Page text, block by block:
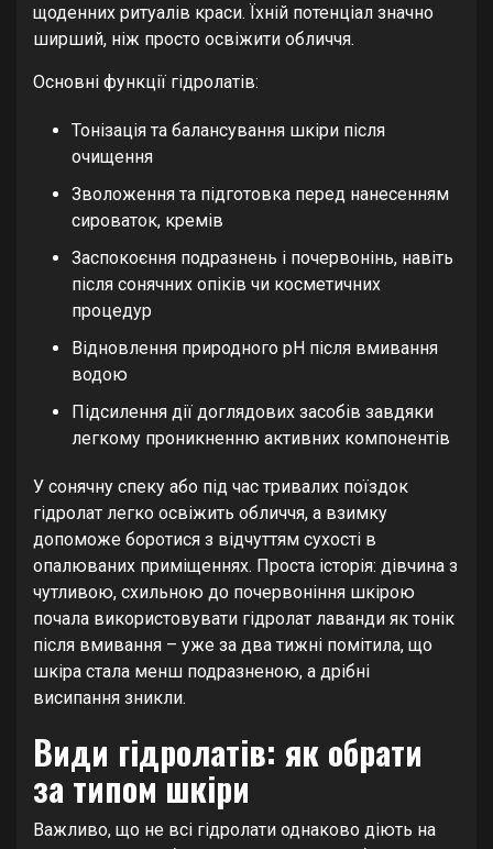
щоденних ритуалів краси. Їхній потенціал значно
ширший, ніж просто освіжити обличчя.
Основні функції гідролатів:
Тонізація та балансування шкіри після
очищення
Зволоження та підготовка перед нанесенням
сироваток, кремів
Заспокоєння подразнень і почервонінь, навіть
після сонячних опіків чи косметичних
процедур
Відновлення природного pH після вмивання
водою
Підсилення дії доглядових засобів завдяки
легкому проникненню активних компонентів
У сонячну спеку або під час тривалих поїздок
гідролат легко освіжить обличчя, а взимку
допоможе боротися з відчуттям сухості в
опалюваних приміщеннях. Проста історія: дівчина з
чутливою, схильною до почервоніння шкірою
почала використовувати гідролат лаванди як тонік
після вмивання – уже за два тижні помітила, що
шкіра стала менш подразненою, а дрібні
висипання зникли.
Види гідролатів: як обрати
за типом шкіри
Важливо, що не всі гідролати однаково діють на